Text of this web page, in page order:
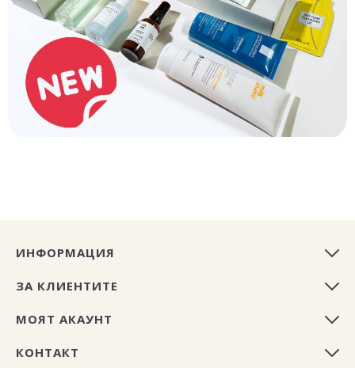
ИНФОРМАЦИЯ
ЗА КЛИЕНТИТЕ
МОЯТ АКАУНТ
КОНТАКТ